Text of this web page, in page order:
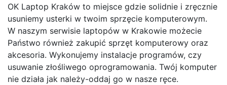
OK Laptop Kraków to miejsce gdzie solidnie i zręcznie
usuniemy usterki w twoim sprzęcie komputerowym.
W naszym serwisie laptopów w Krakowie możecie
Państwo również zakupić sprzęt komputerowy oraz
akcesoria. Wykonujemy instalacje programów, czy
usuwanie złośliwego oprogramowania. Twój komputer
nie działa jak należy-oddaj go w nasze ręce.